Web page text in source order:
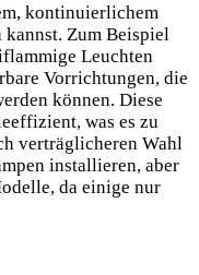
kontinuierlichem
Zum Beispiel
Leuchten
Vorrichtungen,‍ die
können. Diese
was ⁢es ⁤zu
verträglicheren ⁢Wahl
installieren, aber
da einige nur